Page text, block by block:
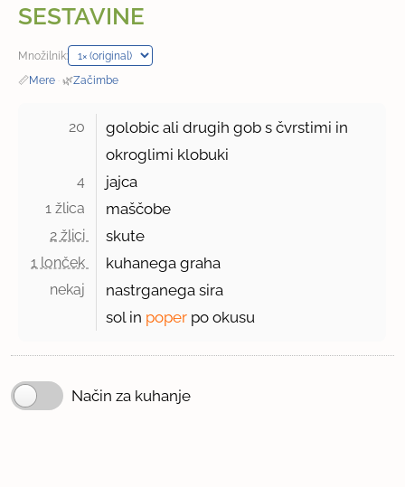
SESTAVINE
Množilnik:
📏Mere · 🌿Začimbe
20
golobic ali drugih gob s čvrstimi in
okroglimi klobuki
4 jajca
1 žlica maščobe
2 žlici skute
1 lonček kuhanega graha
nekaj
nastrganega sira
sol in poper po okusu
Način za kuhanje